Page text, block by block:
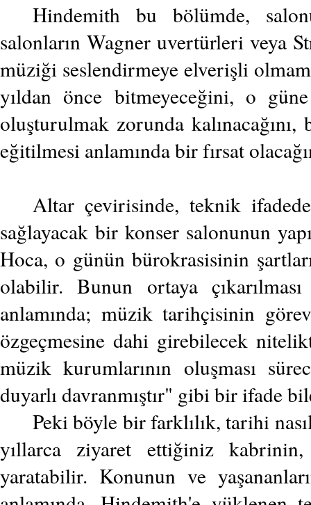
Hindemith bu bölümde,
salonların Wagner uvertürleri veya
müziği seslendirmeye elverişli
yıldan önce bitmeyeceğini, o
oluşturulmak zorunda
eğitilmesi anlamında bir fırsat
Altar çevirisinde, teknik
sağlayacak bir konser salonunun
Hoca, o günün bürokrasisinin
olabilir. Bunun ortaya
anlamında; müzik tarihçisinin
özgeçmesine dahi girebilecek
müzik kurumlarının oluşması
duyarlı davranmıştır" gibi bir ifade
Peki böyle bir farklılık, tarihi
yıllarca ziyaret ettiğiniz kabrinin,
yaratabilir. Konunun ve